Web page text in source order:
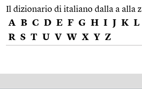
Il dizionario di italiano dalla a alla z
A B C D E F G H I J K L
R S T U V W X Y Z